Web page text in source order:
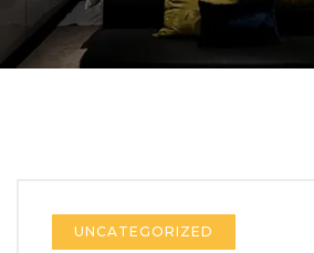
UNCATEGORIZED